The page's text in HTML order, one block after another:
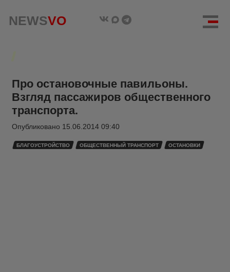
NEWSVO
Про остановочные павильоны.
Взгляд пассажиров общественного
транспорта.
Опубликовано 15.06.2014 09:40
БЛАГОУСТРОЙСТВО ОБЩЕСТВЕННЫЙ ТРАНСПОРТ ОСТАНОВКИ